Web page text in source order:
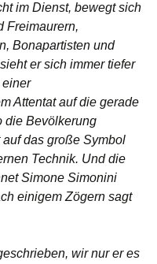
im Dienst, bewegt sich
Freimaurern,
Bonapartisten und
er sich immer tiefer
einer
Attentat auf die gerade
die Bevölkerung
das große Symbol
Technik. Und die
Simone Simonini
einigem Zögern sagt
wir nur er es